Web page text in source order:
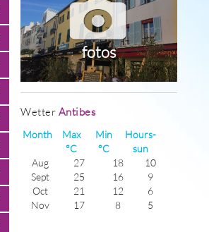
fotos
Wetter Antibes
Month
Max
°C
Min
°C
Hours-
sun
Aug
27 18
10
Sept
25 16
9
Oct
21 12
6
Nov
17 8
5